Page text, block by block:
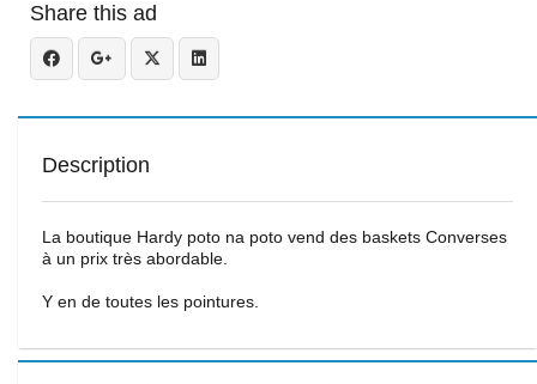
Share this ad
Description
La boutique Hardy poto na poto vend des baskets Converses
à un prix très abordable.
Y en de toutes les pointures.